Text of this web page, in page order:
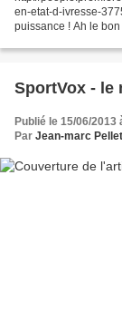
en-etat-d-ivresse-
puissance ! Ah le
SportVox - le
Publié le 15/06/2013
Par Jean-marc Pellet